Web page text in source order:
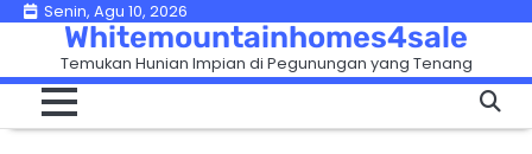
Skip
content
Senin, Agu 10, 2026
Whitemountainhomes4sale
Temukan Hunian Impian di Pegunungan yang Tenang